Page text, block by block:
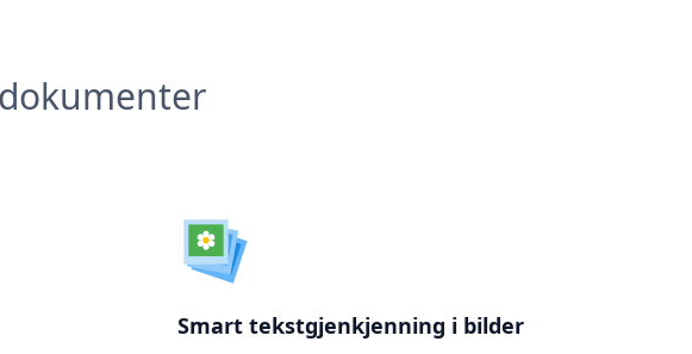
Smart tekstgjenkjenning i bilder